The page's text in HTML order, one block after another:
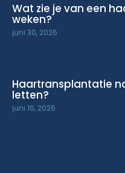
Wat zie je van een
weken?
juni 30, 2026
Haartransplantatie
letten?
juni 16, 2026